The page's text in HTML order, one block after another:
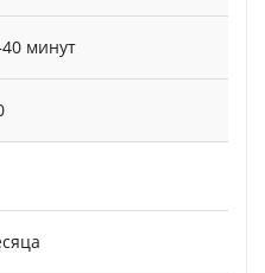
минут